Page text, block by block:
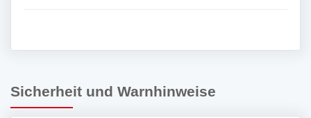
Sicherheit und Warnhinweise